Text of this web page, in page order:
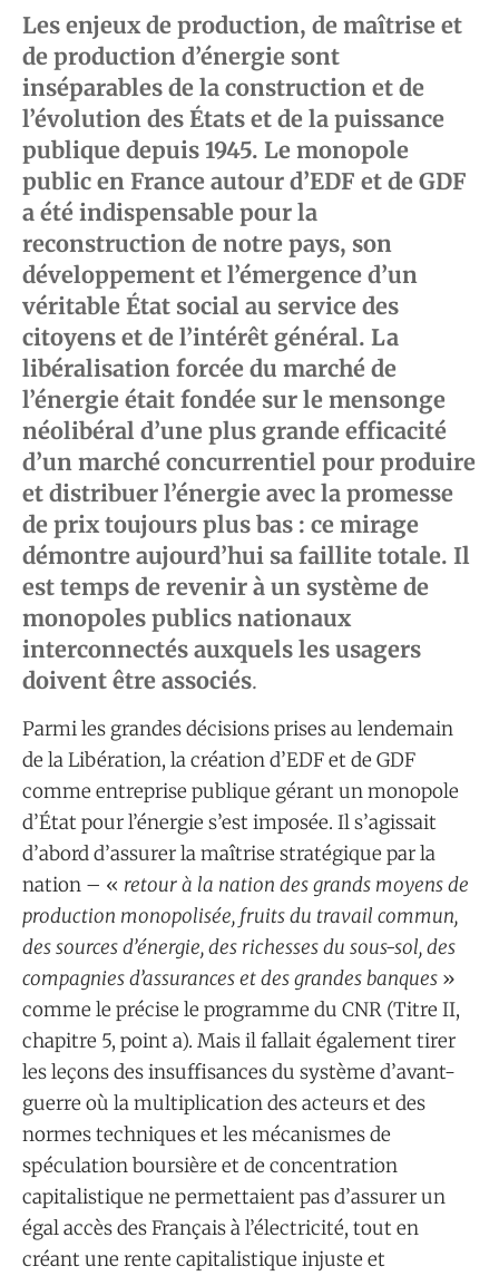
Les enjeux de production, de maîtrise et
de production d’énergie sont
inséparables de la construction et de
l’évolution des États et de la puissance
publique depuis 1945. Le monopole
public en France autour d’EDF et de GDF
a été indispensable pour la
reconstruction de notre pays, son
développement et l’émergence d’un
véritable État social au service des
citoyens et de l’intérêt général. La
libéralisation forcée du marché de
l’énergie était fondée sur le mensonge
néolibéral d’une plus grande efficacité
d’un marché concurrentiel pour produire
et distribuer l’énergie avec la promesse
de prix toujours plus bas : ce mirage
démontre aujourd’hui sa faillite totale. Il
est temps de revenir à un système de
monopoles publics nationaux
interconnectés auxquels les usagers
doivent être associés.
Parmi les grandes décisions prises au lendemain
de la Libération, la création d’EDF et de GDF
comme entreprise publique gérant un monopole
d’État pour l’énergie s’est imposée. Il s’agissait
d’abord d’assurer la maîtrise stratégique par la
nation – « retour à la nation des grands moyens de
production monopolisée, fruits du travail commun,
des sources d’énergie, des richesses du sous-sol, des
compagnies d’assurances et des grandes banques »
comme le précise le programme du CNR (Titre II,
chapitre 5, point a). Mais il fallait également tirer
les leçons des insuffisances du système d’avant-
guerre où la multiplication des acteurs et des
normes techniques et les mécanismes de
spéculation boursière et de concentration
capitalistique ne permettaient pas d’assurer un
égal accès des Français à l’électricité, tout en
créant une rente capitalistique injuste et